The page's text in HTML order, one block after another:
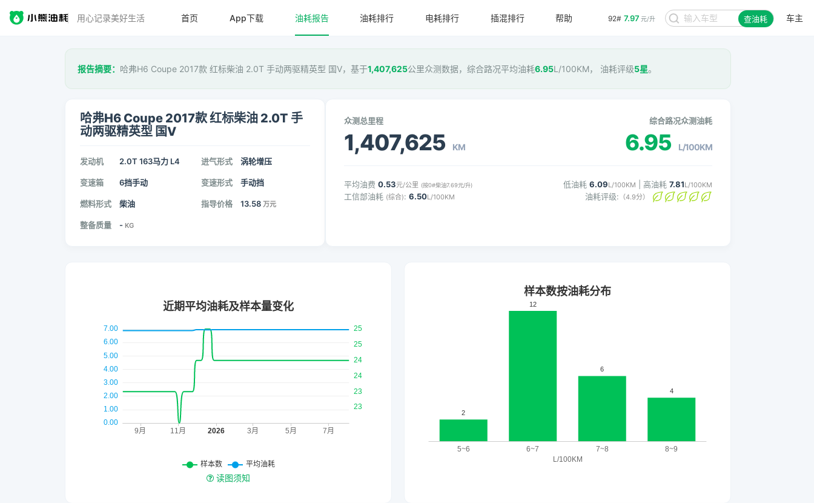
用心记录美好生活 92# 7.97 元/升 查油耗 车主
首页 App下载 油耗报告 油耗排行 电耗排行 插混排行 帮助
报告摘要： 哈弗H6 Coupe 2017款 红标柴油 2.0T 手动两驱精英型 国V，基于1,407,625公里众测数据，综合路况平均油耗6.95L/100KM， 油耗评级5星。
哈弗H6 Coupe 2017款 红标柴油 2.0T 手
动两驱精英型 国V
发动机 2.0T 163马力 L4 进气形式 涡轮增压
变速箱 6挡手动 变速形式 手动挡
燃料形式 柴油 指导价格 13.58 万元
整备质量 - KG
众测总里程
1,407,625 KM
综合路况众测油耗
6.95 L/100KM
平均油费 0.53元/公里 (按0#柴油7.69元/升)
工信部油耗 (综合): 6.50L/100KM
低油耗 6.09L/100KM | 高油耗 7.81L/100KM
油耗评级: （4.9分）
读图须知